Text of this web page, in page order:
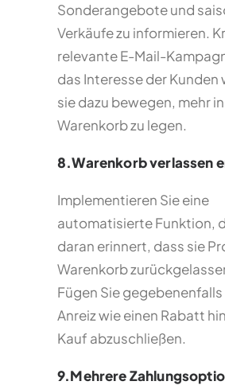
Sonderangebote und
Verkäufe zu informieren.
relevante E-Mail-
das Interesse der Kunden
sie dazu bewegen, mehr
Warenkorb zu legen.
8.Warenkorb verlassen
Implementieren Sie eine
automatisierte Funktion,
daran erinnert, dass sie
Warenkorb
Fügen Sie gegebenenfalls
Anreiz wie einen Rabatt
Kauf abzuschließen.
9.Mehrere